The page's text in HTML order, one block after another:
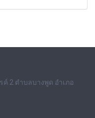
2 ตำบลบางพูด อำเภอ